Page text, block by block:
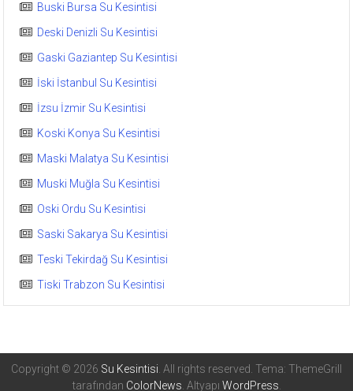
Buski Bursa Su Kesintisi
Deski Denizli Su Kesintisi
Gaski Gaziantep Su Kesintisi
İski İstanbul Su Kesintisi
İzsu İzmir Su Kesintisi
Koski Konya Su Kesintisi
Maski Malatya Su Kesintisi
Muski Muğla Su Kesintisi
Oski Ordu Su Kesintisi
Saski Sakarya Su Kesintisi
Teski Tekirdağ Su Kesintisi
Tiski Trabzon Su Kesintisi
Copyright © 2026 Su Kesintisi . All rights reserved. Tema: ThemeGrill
tarafından ColorNews . Altyapı WordPress